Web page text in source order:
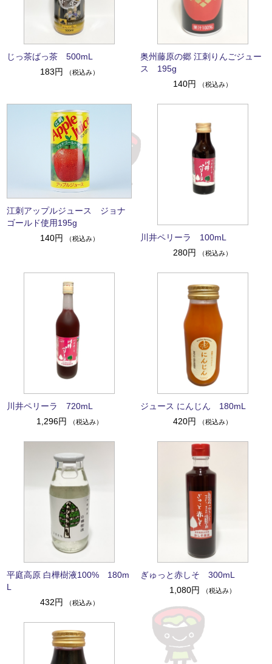
じっ茶ばっ茶 500mL
183円
（税込み）
奥州藤原の郷 江刺りんごジュー
ス 195g
140円
（税込み）
江刺アップルジュース ジョナ
ゴールド使用195g
140円
（税込み）
川井ペリーラ 100mL
280円
（税込み）
川井ペリーラ 720mL
1,296円
（税込み）
ジュース にんじん 180mL
420円
（税込み）
平庭高原 白樺樹液100% 180m
L
432円
（税込み）
ぎゅっと赤しそ 300mL
1,080円
（税込み）